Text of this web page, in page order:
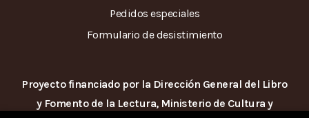
Pedidos especiales
Formulario de desistimiento
Proyecto financiado por la Dirección General del Libro
y Fomento de la Lectura, Ministerio de Cultura y